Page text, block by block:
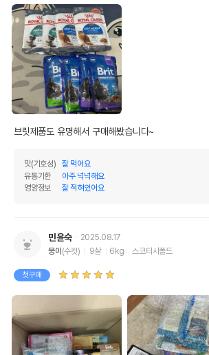
브릿제품도 유명해서 구매해봤습니다~
맛(기호성)
잘 먹어요
유통기한
아주 넉넉해요
영양정보
잘 적혀있어요
민윤숙
2025.08.17
뭉이(수컷) 9살 6kg 스코티시폴드
첫구매